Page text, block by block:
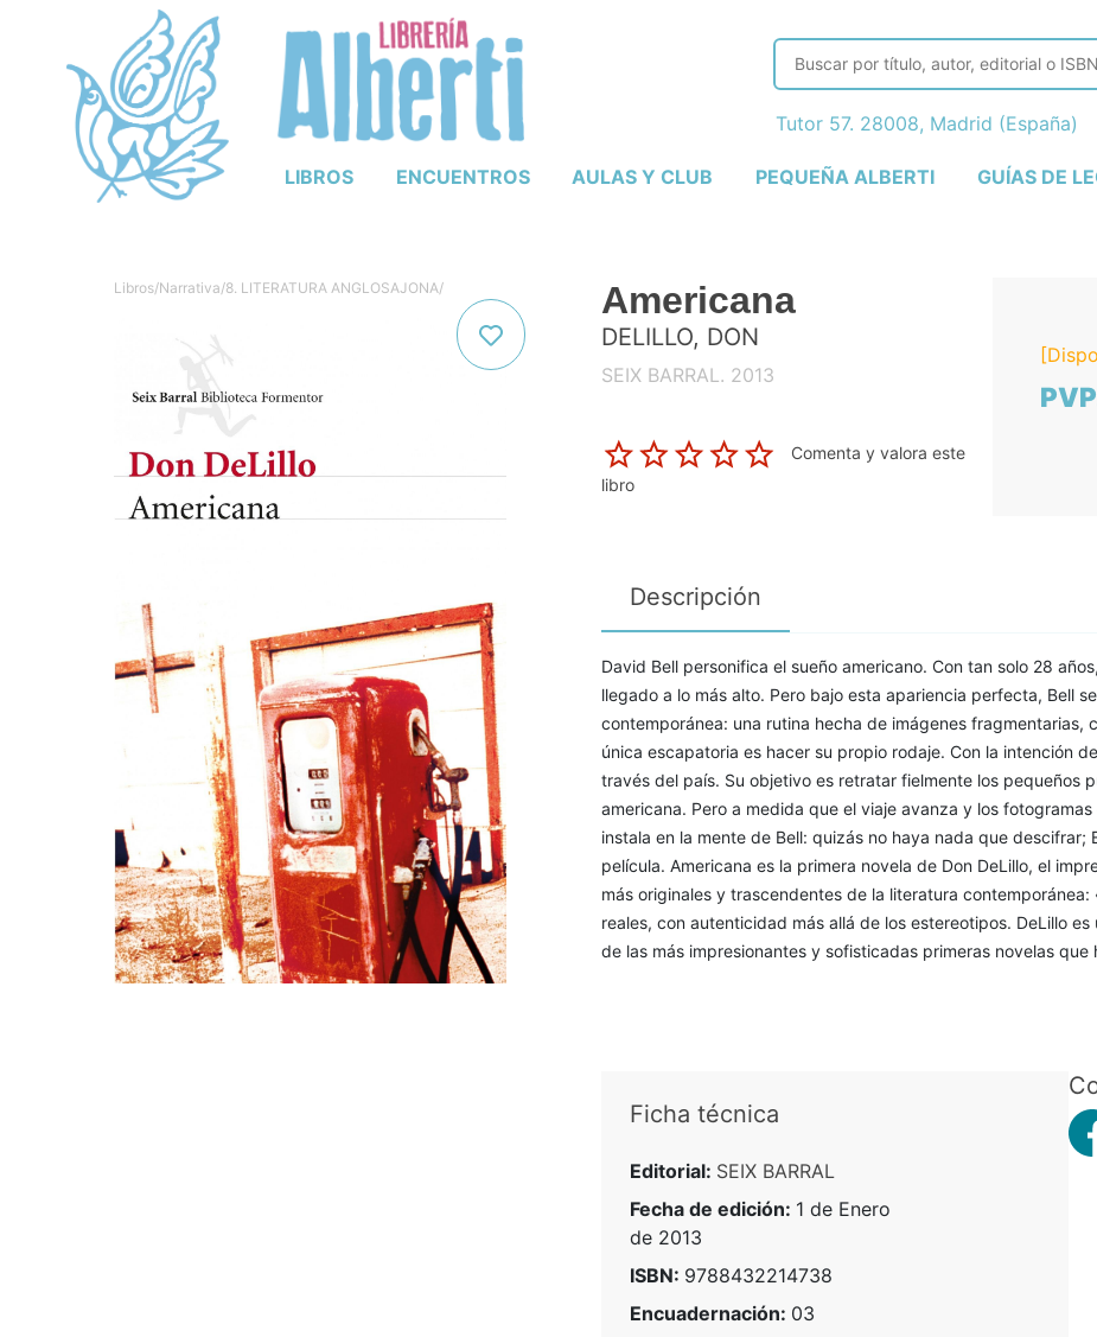
LIBROS ENCUENTROS AULAS Y CLUB PEQUEÑA ALBERTI GUÍAS DE
Tutor 57. 28008, Madrid (España)
Libros/Narrativa/8. LITERATURA ANGLOSAJONA/ Americana
DELILLO, DON
SEIX BARRAL. 2013
Comenta y valora este
libro
Descripción
David Bell personifica el sueño americano. Con tan solo 28
llegado a lo más alto. Pero bajo esta apariencia perfecta, Bell
contemporánea: una rutina hecha de imágenes fragmentarias,
única escapatoria es hacer su propio rodaje. Con la intención
través del país. Su objetivo es retratar fielmente los pequeños
americana. Pero a medida que el viaje avanza y los
instala en la mente de Bell: quizás no haya nada que
película. Americana es la primera novela de Don DeLillo, el
más originales y trascendentes de la literatura
reales, con autenticidad más allá de los estereotipos. DeLillo
de las más impresionantes y sofisticadas primeras novelas que
Ficha técnica
Editorial: SEIX BARRAL
Fecha de edición: 1 de Enero
de 2013
ISBN: 9788432214738
Encuadernación: 03